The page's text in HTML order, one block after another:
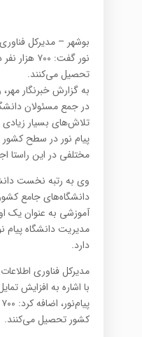
بوشهر – مدیرکل
نور گفت:
تحصیل می‌کنند.
به گزارش خبرنگار
در جمع مسئولان
تلاش‌های بسیار
پیام نور در سطح
مختلفی در این راستا
وی به رتبه نخست
دانشگاه‌های جامع
آموزشی به عنوان یک
مدیریت دانشگاه پیام
دارد.
مدیرکل فناوری
با اشاره به افزایش
کشور تحصیل می‌کنند.